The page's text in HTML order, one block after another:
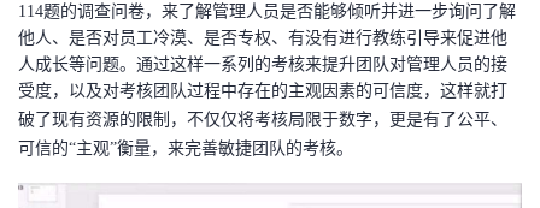
114题的调查问卷，来了解管理人员是否能够倾听并进一步询问了解
他人、是否对员工冷漠、是否专权、有没有进行教练引导来促进他
人成长等问题。通过这样一系列的考核来提升团队对管理人员的接
受度，以及对考核 团队过程中存在的主观因素的 可信度， 这样就打
破了现有资源的限制，不仅仅将考核局限于数字，更是有了公平、
可信的“主观”衡量，来完善敏捷团队的考核。